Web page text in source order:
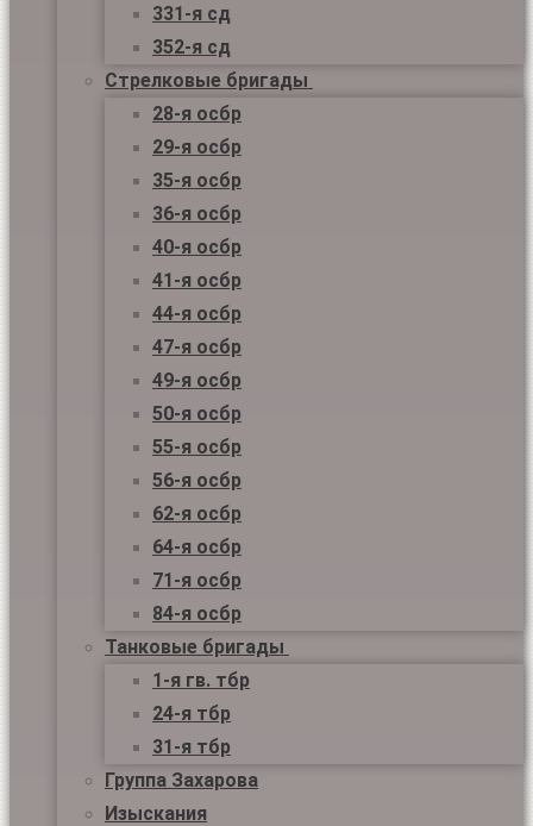
331-я сд
352-я сд
Стрелковые бригады
28-я осбр
29-я осбр
35-я осбр
36-я осбр
40-я осбр
41-я осбр
44-я осбр
47-я осбр
49-я осбр
50-я осбр
55-я осбр
56-я осбр
62-я осбр
64-я осбр
71-я осбр
84-я осбр
Танковые бригады
1-я гв. тбр
24-я тбр
31-я тбр
Группа Захарова
Изыскания